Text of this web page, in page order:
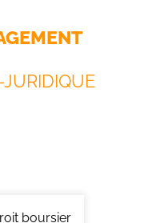
JURIDIQUE
boursier